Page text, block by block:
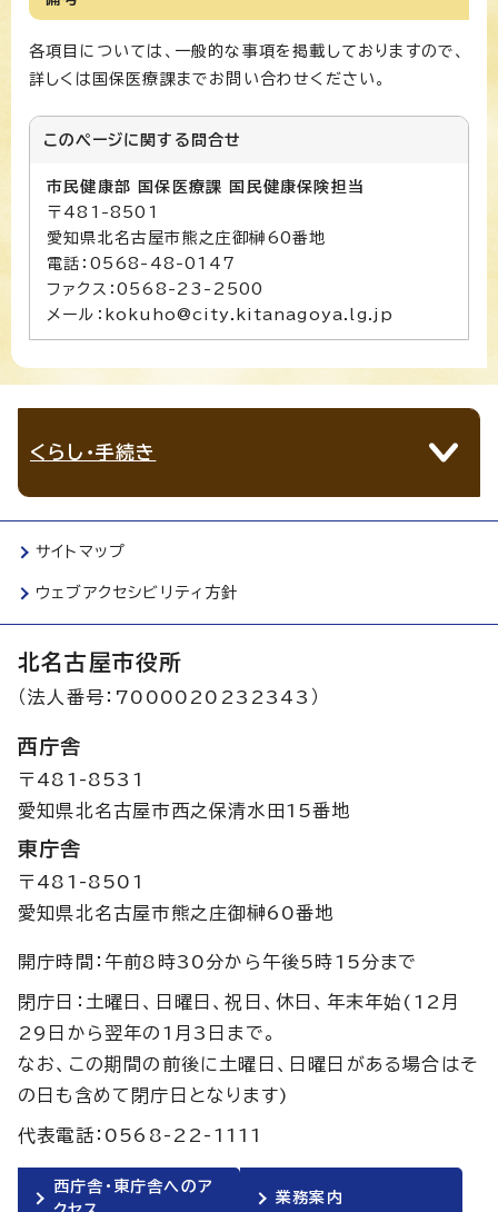
各項目については、一般的な事項を掲載しておりますので、
詳しくは国保医療課までお問い合わせください。
このページに関する 問合せ
市民健康部 国保医療課 国民健康保険担当
〒481-8501
愛知県北名古屋市熊之庄御榊60番地
電話：0568-48-0147
ファクス：0568-23-2500
メール：kokuho@city.kitanagoya.lg.jp
くらし・手続き
サイトマップ
ウェブアクセシビリティ方針
北名古屋市役所
（法人番号：7000020232343）
西庁舎
〒481-8531
愛知県北名古屋市西之保清水田15番地
東庁舎
〒481-8501
愛知県北名古屋市熊之庄御榊60番地
開庁時間：午前8時30分から午後5時15分まで
閉庁日：土曜日、日曜日、祝日、休日、年末年始(12月
29日から翌年の1月3日まで。
なお、この期間の前後に土曜日、日曜日がある場合はそ
の日も含めて閉庁日となります)
代表電話：0568-22-1111
西庁舎・東庁舎へのア
業務案内